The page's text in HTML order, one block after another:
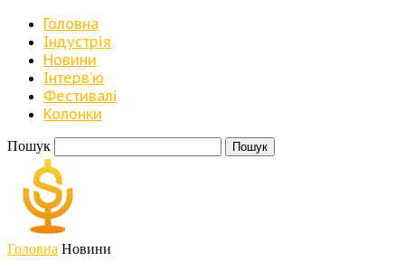
Головна
Індустрія
Новини
Iнтерв’ю
Фестивалі
Колонки
Пошук
Головна Новини